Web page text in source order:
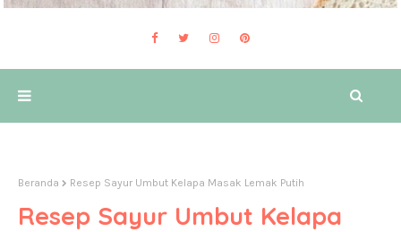
Beranda Resep Sayur Umbut Kelapa Masak Lemak Putih
Resep Sayur Umbut Kelapa